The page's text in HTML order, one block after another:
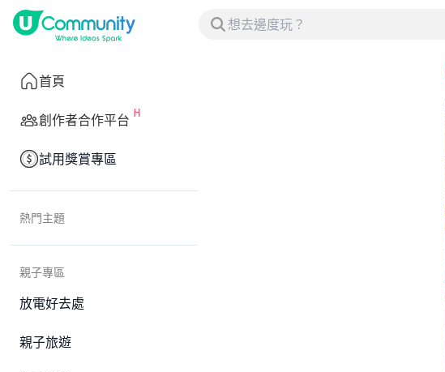
首頁
創作者合作平台
試用獎賞專區
熱門主題
親子專區
放電好去處
親子旅遊